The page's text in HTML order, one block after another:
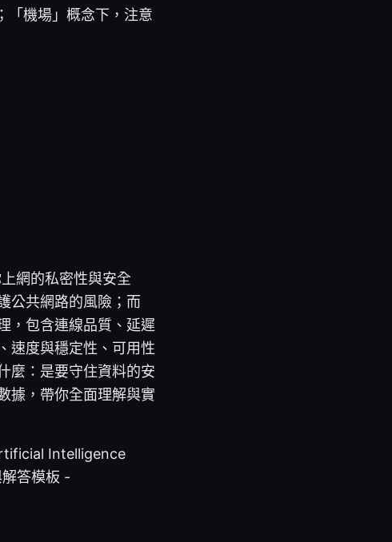
「機場」概念下，注意
網的私密性與安全
公共網路的風險；而
，包含連線品質、延遲
速度與穩定性、可用性
麼：是要守住資料的安
據，帶你全面理解與實
Intelligence
答模板 -